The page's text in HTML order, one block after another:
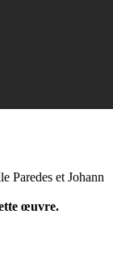
Paredes et Johann
œuvre.